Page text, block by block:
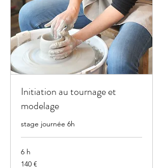
Initiation au tournage et
modelage
stage journée 6h
6 h
140
euros
140 €